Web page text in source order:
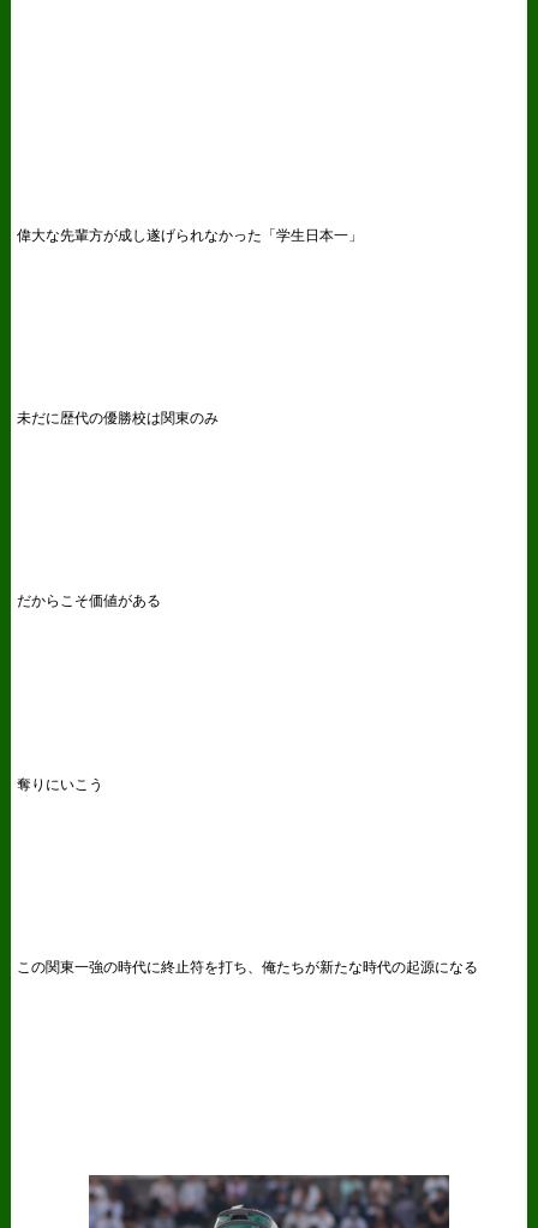
偉大な先輩方が成し遂げられなかった「学生日本一」
未だに歴代の優勝校は関東のみ
だからこそ価値がある
奪りにいこう
この関東一強の時代に終止符を打ち、俺たちが新たな時代の起源になる